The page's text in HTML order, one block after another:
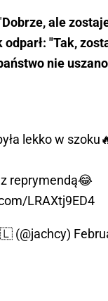
Dobrze, ale
"Tak,
nie
lekko w
reprymendą😂
LRAXtj9ED4
(@jachcy)